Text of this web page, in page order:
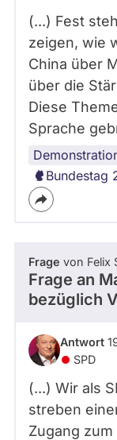
(...) Fest
zeigen, wie
China über
über die
Diese
Sprache
Bundestag
Frage von Felix
Frage an
bezüglich
Antwort
SPD
(...) Wir als
streben
Zugang